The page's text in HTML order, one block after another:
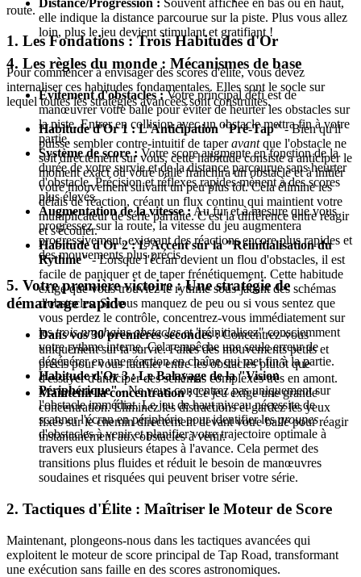
Distance/Progression : Souvent affichée en bas ou en haut,
elle indique la distance parcourue sur la piste. Plus vous allez
loin, plus le jeu devient stimulant et gratifiant !
4. Les règles du monde : Mécanismes de base
Évitement d'obstacles :Votre principal défi est de
manœuvrer votre balle pour éviter de heurter les obstacles sur
la piste. Entrer en collision avec un obstacle mettra fin à votre
partie.
Système de score :Votre score augmente en fonction de la
durée de votre survie et de la distance parcourue sans heurter
d'obstacle. Précision et réflexes rapides mènent à des scores
plus élevés.
Augmentation de la vitesse : Au fur et à mesure que vous
progressez sur la route, la vitesse du jeu augmentera
progressivement, exigeant des réactions encore plus rapides et
des mouvements plus précis.
5. Votre première victoire : Une stratégie de
démarrage rapide
Dans vos 30 premières secondes :Concentrez-vous
uniquement sur la survie. Faites des mouvements petits et
précis pour vous faufiler entre les obstacles plutôt que
d'essayer d'anticiper des schémas complexes très en amont.
Maintenir la concentration :Le jeu exige une grande
concentration. Éliminez les distractions et gardez les yeux
fixés sur le chemin directement devant votre balle pour réagir
instantanément aux obstacles à venir.
route.
1. Les Fondations : Trois Habitudes d'Or
Pour commencer à envisager des scores d'élite, vous devez
internaliser ces habitudes fondamentales. Elles sont le socle sur
lequel toutes les stratégies avancées sont construites.
Habitude d'Or 1 : L'Anticipation "Pré-Tap"- Bien qu'il
puisse sembler contre-intuitif de taperavantque l'obstacle ne
soit directement sur vous, cette habitude consiste à anticiper le
moment exact où votre balle franchira un obstacle et à initier
votre mouvement suivant un peu plus tôt. Cela élimine les
délais de réaction, créant un flux continu qui maintient votre
multiplicateur de série parfaite. C'est la différence entre réagir
et s'écouler.
Habitude d'Or 2 : L'Accent sur la "Réinitialisation du
Rythme"- Lorsque l'écran devient un flou d'obstacles, il est
facile de paniquer et de taper frénétiquement. Cette habitude
exige que vous trouviez le rythme sous-jacent des schémas
d'obstacles. Si vous manquez de peu ou si vous sentez que
vous perdez le contrôle, concentrez-vous immédiatement sur
lestrois prochains obstacleset "réinitialisez" consciemment
votre rythme interne. Cela empêche une seule erreur de
dégénérer en une réaction en chaîne qui met fin à la partie.
Habitude d'Or 3 : Le Balayage de la "Vision
Périphérique"- Ne vous concentrez pas uniquement sur
l'obstacle immédiat. Le jeu de haut niveau nécessite de
scanner l'écran en périphérie pour identifier lesgroupes
d'obstacles à venir et planifier votre trajectoire optimale à
travers eux plusieurs étapes à l'avance. Cela permet des
transitions plus fluides et réduit le besoin de manœuvres
soudaines et risquées qui peuvent briser votre série.
2. Tactiques d'Élite : Maîtriser le Moteur de Score
Maintenant, plongeons-nous dans les tactiques avancées qui
exploitent le moteur de score principal de Tap Road, transformant
une exécution sans faille en des scores astronomiques.